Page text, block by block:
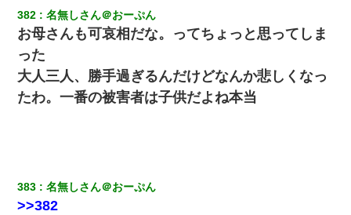
彼女(美人女医)にネックレスをプレゼント。「こんな安物を渡すく
らいなら、渡さないほうがマシだからね」→ ６０万したと話した
ら・・・
何年か前に妹は離婚している。当時生まれた姪が義弟の子じゃな
かったため妹有責での離婚になり…
昨日37歳のおばさんと行為したんだけどめちゃくちゃだった
382 名無しさん＠おーぷん
お母さんも可哀相だな。ってちょっと思ってしま
った
大人三人、勝手過ぎるんだけどなんか悲しくなっ
たわ。一番の被害者は子供だよね本当
383 名無しさん＠おーぷん
>>382